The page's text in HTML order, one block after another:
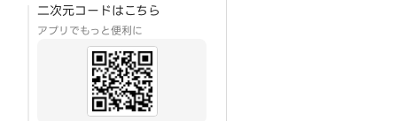
二次元コードはこちら
アプリでもっと便利に